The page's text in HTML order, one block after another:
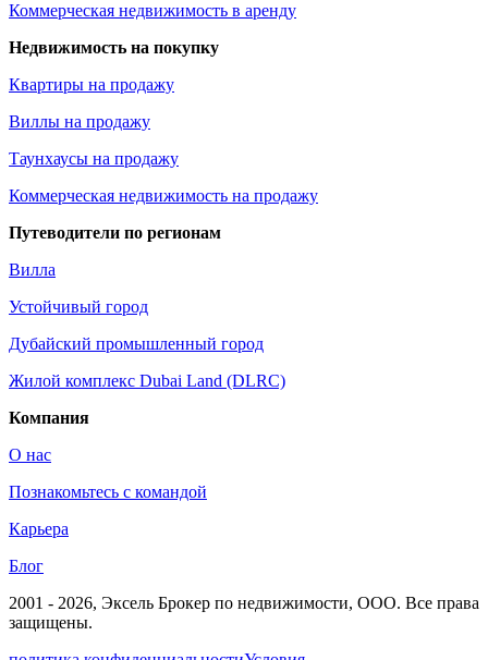
Коммерческая недвижимость в аренду
Недвижимость на покупку
Квартиры на продажу
Виллы на продажу
Таунхаусы на продажу
Коммерческая недвижимость на продажу
Путеводители по регионам
Вилла
Устойчивый город
Дубайский промышленный город
Жилой комплекс Dubai Land (DLRC)
Компания
О нас
Познакомьтесь с командой
Карьера
Блог
2001 - 2026, Эксель Брокер по недвижимости, ООО. Все права
защищены.